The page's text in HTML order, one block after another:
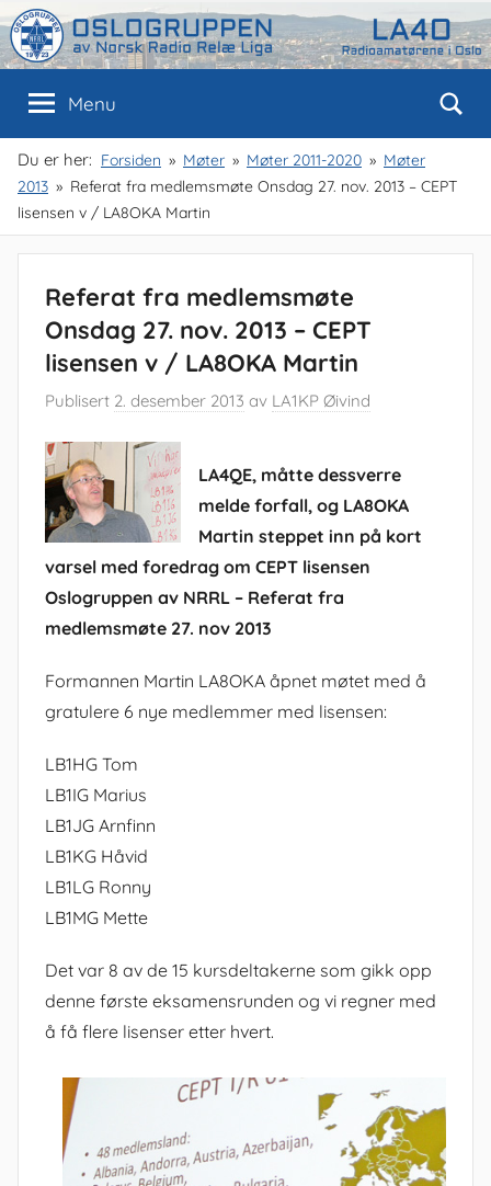
Skip
to
content
Oslogruppen
av
NRRL
Oslo
Menu
Du er her: Forsiden Møter Møter 2011-2020
Møter
2013
Referat fra medlemsmøte Onsdag 27. nov. 2013 – CEPT
lisensen v / LA8OKA Martin
Referat fra medlemsmøte
Onsdag 27. nov. 2013 – CEPT
lisensen v / LA8OKA Martin
Publisert 2. desember 2013 av LA1KP Øivind
LA4QE, måtte dessverre
melde forfall, og LA8OKA
Martin steppet inn på kort
varsel med foredrag om CEPT lisensen
Oslogruppen av NRRL – Referat fra
medlemsmøte 27. nov 2013
Formannen Martin LA8OKA åpnet møtet med å
gratulere 6 nye medlemmer med lisensen:
LB1HG Tom
LB1IG Marius
LB1JG Arnfinn
LB1KG Håvid
LB1LG Ronny
LB1MG Mette
Det var 8 av de 15 kursdeltakerne som gikk opp
denne første eksamensrunden og vi regner med
å få flere lisenser etter hvert.